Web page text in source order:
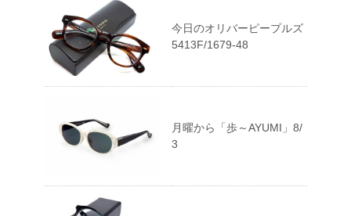
今日のオリバーピープルズ
5413F/1679-48
月曜から「歩～AYUMI」8/
3